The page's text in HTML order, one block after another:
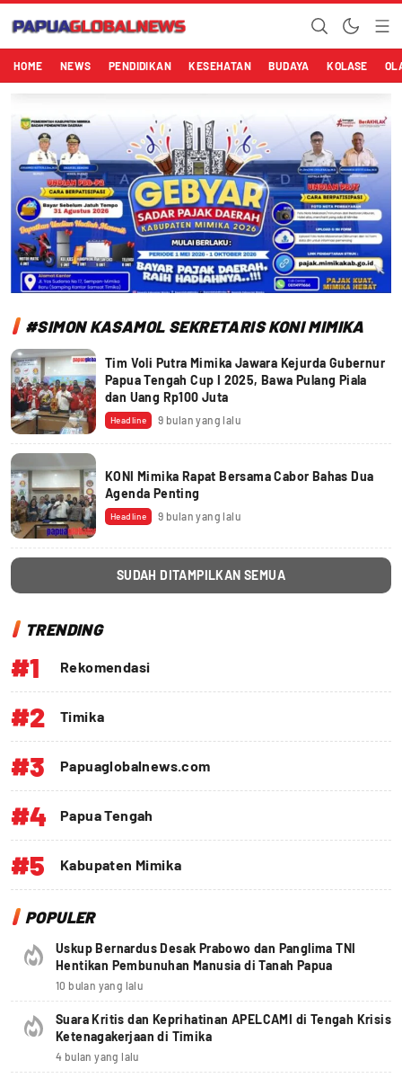
Papuaglobalnews.com
Menulis Fakta dengan Hati Bening
HOME NEWS PENDIDIKAN KESEHATAN BUDAYA KOLASE
#SIMON KASAMOL SEKRETARIS KONI MIMIKA
Tim Voli Putra Mimika Jawara Kejurda Gubernur
Papua Tengah Cup I 2025, Bawa Pulang Piala
dan Uang Rp100 Juta
Headline 9 bulan yang lalu
KONI Mimika Rapat Bersama Cabor Bahas Dua
Agenda Penting
Headline 9 bulan yang lalu
SUDAH DITAMPILKAN SEMUA
TRENDING
#1 Rekomendasi
#2 Timika
#3 Papuaglobalnews.com
#4 Papua Tengah
#5 Kabupaten Mimika
POPULER
Uskup Bernardus Desak Prabowo dan Panglima TNI
Hentikan Pembunuhan Manusia di Tanah Papua
10 bulan yang lalu
Suara Kritis dan Keprihatinan APELCAMI di Tengah Krisis
Ketenagakerjaan di Timika
4 bulan yang lalu